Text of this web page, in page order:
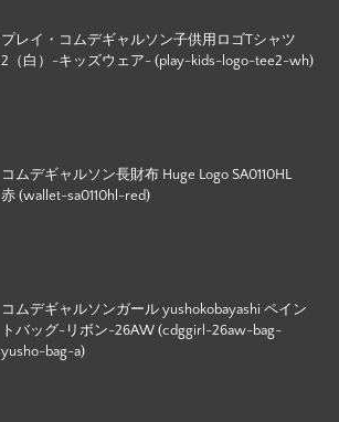
プレイ・コムデギャルソン子供用ロゴTシャツ
2（白）-キッズウェア- (play-kids-logo-tee2-wh)
コムデギャルソン長財布 Huge Logo SA0110HL
赤 (wallet-sa0110hl-red)
コムデギャルソンガール yushokobayashi ペイン
トバッグ-リボン-26AW (cdggirl-26aw-bag-
yusho-bag-a)